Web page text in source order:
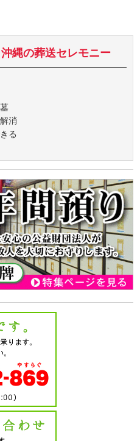
縄の葬送セレモニー
消
る